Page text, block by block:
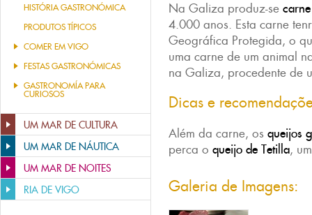
HISTÓRIA GASTRONÓMICA
PRODUTOS TÍPICOS
COMER EM VIGO
FESTAS GASTRONÓMICAS
GASTRONOMÍA PARA
CURIOSOS
UM MAR DE CULTURA
UM MAR DE NÁUTICA
UM MAR DE NOITES
RIA DE VIGO
Na Galiza produz-se
4.000 anos. Esta carne
Geográfica Protegida, o
uma carne de um animal
na Galiza, procedente de
Dicas e
Além da carne, os queijos
perca o queijo de Tetilla,
Galeria de Imagens: